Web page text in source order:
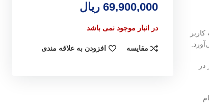
69,900,000 ریال
در انبار موجود نمی باشد
افزودن به علاقه مندی